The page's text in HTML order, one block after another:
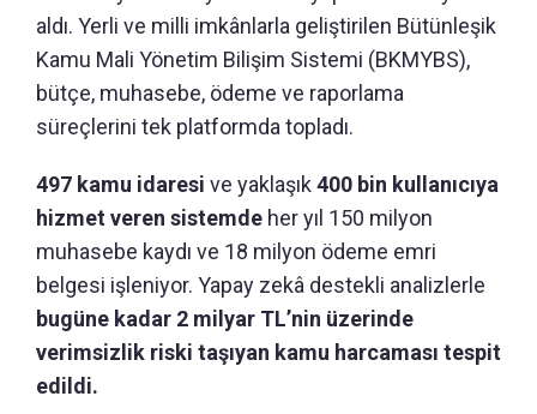
aldı. Yerli ve milli imkânlarla geliştirilen Bütünleşik
Kamu Mali Yönetim Bilişim Sistemi (BKMYBS),
bütçe, muhasebe, ödeme ve raporlama
süreçlerini tek platformda topladı.
497 kamu idaresi ve yaklaşık 400 bin kullanıcıya
hizmet veren sistemde her yıl 150 milyon
muhasebe kaydı ve 18 milyon ödeme emri
belgesi işleniyor. Yapay zekâ destekli analizlerle
bugüne kadar 2 milyar TL’nin üzerinde
verimsizlik riski taşıyan kamu harcaması tespit
edildi.